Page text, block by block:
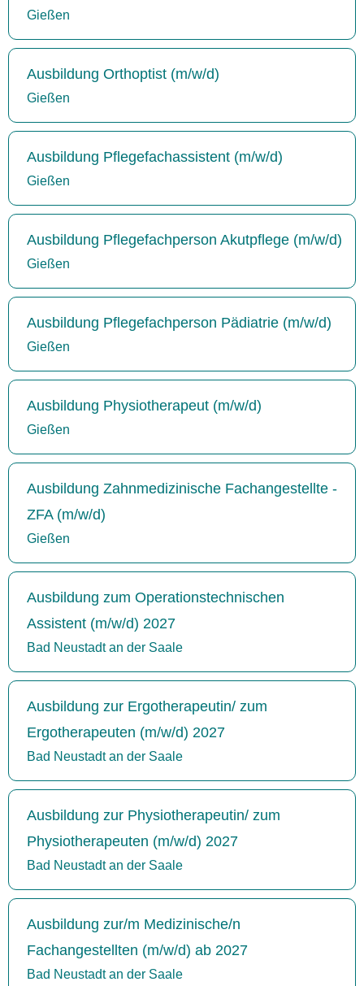
Gießen
Ausbildung Orthoptist (m/w/d)
Gießen
Ausbildung Pflegefachassistent (m/w/d)
Gießen
Ausbildung Pflegefachperson Akutpflege (m/w/d)
Gießen
Ausbildung Pflegefachperson Pädiatrie (m/w/d)
Gießen
Ausbildung Physiotherapeut (m/w/d)
Gießen
Ausbildung Zahnmedizinische Fachangestellte -
ZFA (m/w/d)
Gießen
Ausbildung zum Operationstechnischen
Assistent (m/w/d) 2027
Bad Neustadt an der Saale
Ausbildung zur Ergotherapeutin/ zum
Ergotherapeuten (m/w/d) 2027
Bad Neustadt an der Saale
Ausbildung zur Physiotherapeutin/ zum
Physiotherapeuten (m/w/d) 2027
Bad Neustadt an der Saale
Ausbildung zur/m Medizinische/n
Fachangestellten (m/w/d) ab 2027
Bad Neustadt an der Saale